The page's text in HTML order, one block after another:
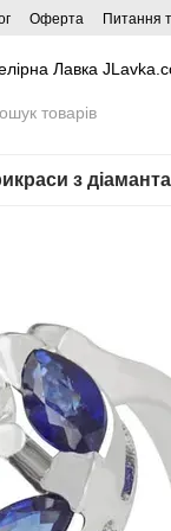
Оферта Питання
Лавка
з